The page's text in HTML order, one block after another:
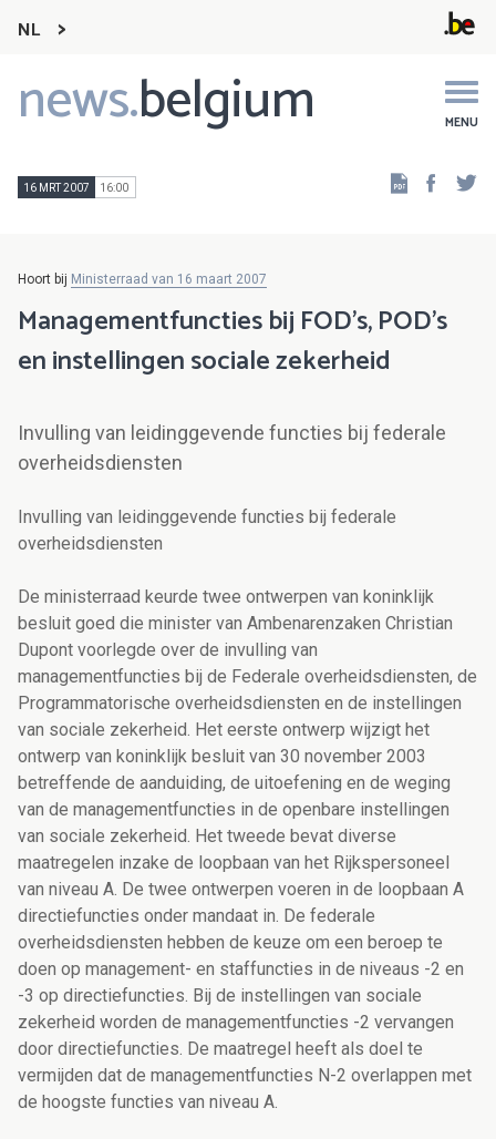
NL
news.belgium MENU
Main
navigation
16 MRT 2007 16:00
Hoort bij Ministerraad van 16 maart 2007
Managementfuncties bij FOD's, POD's
en instellingen sociale zekerheid
Invulling van leidinggevende functies bij federale
overheidsdiensten
Invulling van leidinggevende functies bij federale
overheidsdiensten
De ministerraad keurde twee ontwerpen van koninklijk
besluit goed die minister van Ambenarenzaken Christian
Dupont voorlegde over de invulling van
managementfuncties bij de Federale overheidsdiensten, de
Programmatorische overheidsdiensten en de instellingen
van sociale zekerheid. Het eerste ontwerp wijzigt het
ontwerp van koninklijk besluit van 30 november 2003
betreffende de aanduiding, de uitoefening en de weging
van de managementfuncties in de openbare instellingen
van sociale zekerheid. Het tweede bevat diverse
maatregelen inzake de loopbaan van het Rijkspersoneel
van niveau A. De twee ontwerpen voeren in de loopbaan A
directiefuncties onder mandaat in. De federale
overheidsdiensten hebben de keuze om een beroep te
doen op management- en staffuncties in de niveaus -2 en
-3 op directiefuncties. Bij de instellingen van sociale
zekerheid worden de managementfuncties -2 vervangen
door directiefuncties. De maatregel heeft als doel te
vermijden dat de managementfuncties N-2 overlappen met
de hoogste functies van niveau A.